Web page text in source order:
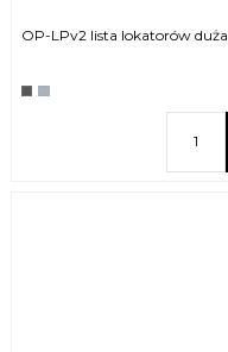
OP-LPv2 lista lokatorów